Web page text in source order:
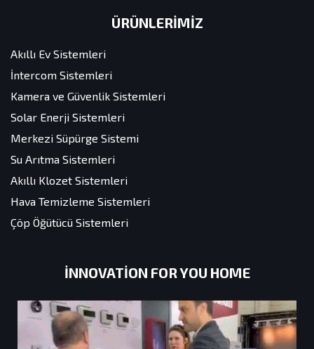
ÜRÜNLERİMİZ
Akıllı Ev Sistemleri
İntercom Sistemleri
Kamera ve Güvenlik Sistemleri
Solar Enerji Sistemleri
Merkezi Süpürge Sistemi
Su Arıtma Sistemleri
Akıllı Klozet Sistemleri
Hava Temizleme Sistemleri
Çöp Öğütücü Sistemleri
INNOVATION FOR YOU HOME